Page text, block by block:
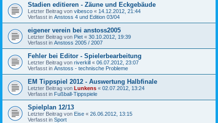
Stadien editieren - Zäune und Eckgebäude
Letzter Beitrag von vibesco « 14.12.2012, 21:44
Verfasst in Anstoss 4 und Edition 03/04
eigener verein bei anstoss2005
Letzter Beitrag von Piet « 30.10.2012, 19:39
Verfasst in Anstoss 2005 / 2007
Fehler bei Editor - Spielerbearbeitung
Letzter Beitrag von riverkill « 06.07.2012, 23:07
Verfasst in Anstoss - technische Probleme
EM Tippspiel 2012 - Auswertung Halbfinale
Letzter Beitrag von Lunkens « 02.07.2012, 13:24
Verfasst in Fußball-Tippspiele
Spielplan 12/13
Letzter Beitrag von Eise « 26.06.2012, 13:15
Verfasst in Sport